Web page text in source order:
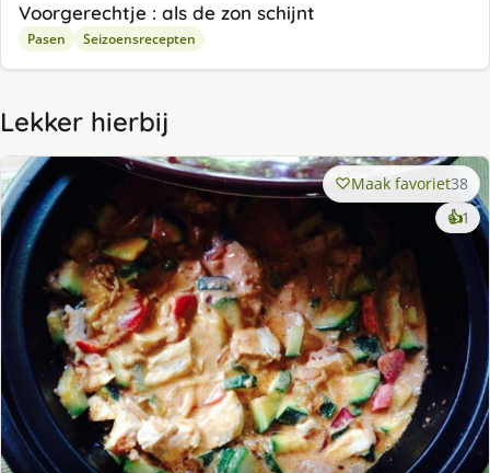
Voorgerechtje : als de zon schijnt
Pasen Seizoensrecepten
Lekker hierbij
Maak favoriet38
👍1